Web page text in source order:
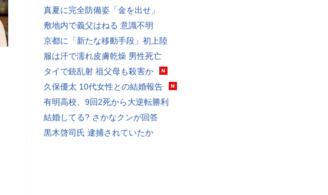
真夏に完全防備姿「金を出せ」
敷地内で義父はねる 意識不明
京都に「新たな移動手段」初上陸
服は汗で濡れ皮膚乾燥 男性死亡
タイで銃乱射 祖父母も殺害か
久保優太 10代女性との結婚報告
有明高校、9回2死から大逆転勝利
結婚してる? さかなクンが回答
黒木啓司氏 逮捕されていたか